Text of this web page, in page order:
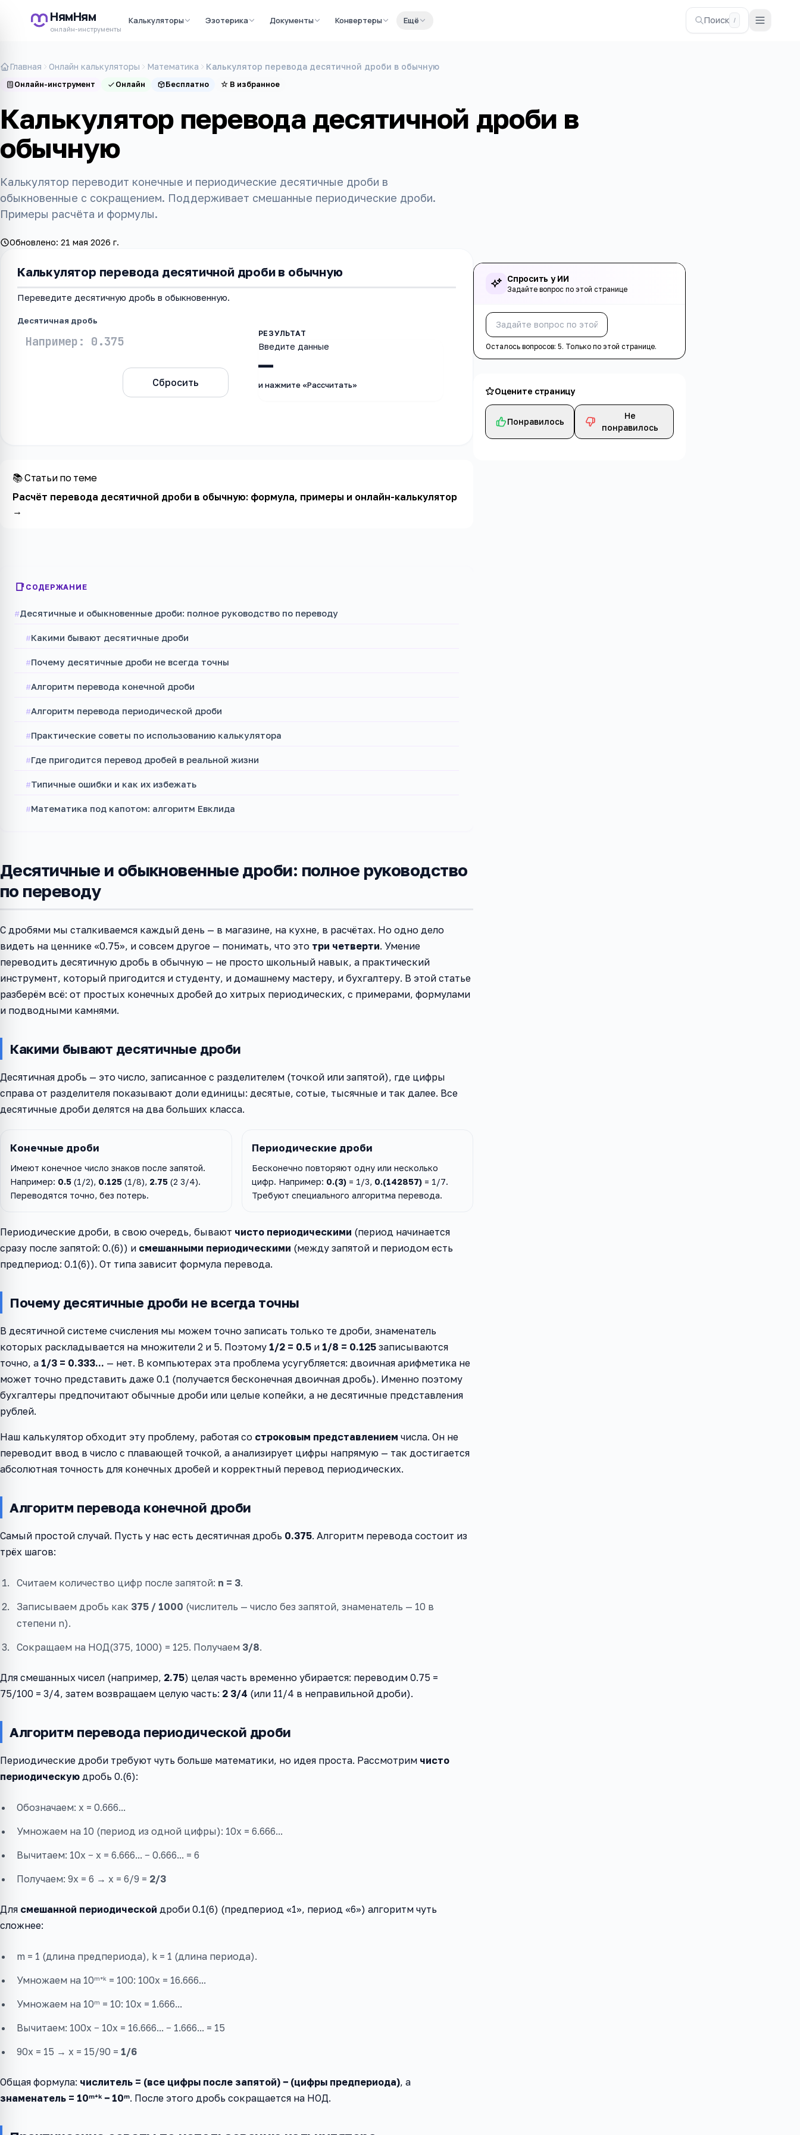
НямНям
онлайн-инструменты
Калькуляторы Эзотерика Документы Конвертеры Ещё Поиск /
Главная Онлайн калькуляторы Математика Калькулятор перевода десятичной дроби в обычную
Онлайн-инструмент Онлайн Бесплатно ☆ В избранное
Калькулятор перевода десятичной дроби в
обычную
Калькулятор переводит конечные и периодические десятичные дроби в
обыкновенные с сокращением. Поддерживает смешанные периодические дроби.
Примеры расчёта и формулы.
Обновлено: 21 мая 2026 г.
Калькулятор перевода десятичной дроби в обычную
Переведите десятичную дробь в обыкновенную.
Десятичная дробь
Сбросить —
Введите данные
и нажмите «Рассчитать»
📚 Статьи по теме
Расчёт перевода десятичной дроби в обычную: формула, примеры и онлайн-калькулятор
→
СОДЕРЖАНИЕ
Десятичные и обыкновенные дроби: полное руководство по переводу
Какими бывают десятичные дроби
Почему десятичные дроби не всегда точны
Алгоритм перевода конечной дроби
Алгоритм перевода периодической дроби
Практические советы по использованию калькулятора
Где пригодится перевод дробей в реальной жизни
Типичные ошибки и как их избежать
Математика под капотом: алгоритм Евклида
Десятичные и обыкновенные дроби: полное руководство
по переводу
С дробями мы сталкиваемся каждый день — в магазине, на кухне, в расчётах. Но одно дело
видеть на ценнике «0.75», и совсем другое — понимать, что это три четверти. Умение
переводить десятичную дробь в обычную — не просто школьный навык, а практический
инструмент, который пригодится и студенту, и домашнему мастеру, и бухгалтеру. В этой статье
разберём всё: от простых конечных дробей до хитрых периодических, с примерами, формулами
и подводными камнями.
Какими бывают десятичные дроби
Десятичная дробь — это число, записанное с разделителем (точкой или запятой), где цифры
справа от разделителя показывают доли единицы: десятые, сотые, тысячные и так далее. Все
десятичные дроби делятся на два больших класса.
Конечные дроби
Имеют конечное число знаков после запятой.
Например: 0.5 (1/2), 0.125 (1/8), 2.75 (2 3/4).
Переводятся точно, без потерь.
Периодические дроби
Бесконечно повторяют одну или несколько
цифр. Например: 0.(3)= 1/3, 0.(142857)= 1/7.
Требуют специального алгоритма перевода.
Периодические дроби, в свою очередь, бывают чисто периодическими (период начинается
сразу после запятой: 0.(6)) и смешанными периодическими (между запятой и периодом есть
предпериод: 0.1(6)). От типа зависит формула перевода.
Почему десятичные дроби не всегда точны
В десятичной системе счисления мы можем точно записать только те дроби, знаменатель
которых раскладывается на множители 2 и 5. Поэтому 1/2 = 0.5 и 1/8 = 0.125 записываются
точно, а 1/3 = 0.333... — нет. В компьютерах эта проблема усугубляется: двоичная арифметика не
может точно представить даже 0.1 (получается бесконечная двоичная дробь). Именно поэтому
бухгалтеры предпочитают обычные дроби или целые копейки, а не десятичные представления
рублей.
Наш калькулятор обходит эту проблему, работая со строковым представлением числа. Он не
переводит ввод в число с плавающей точкой, а анализирует цифры напрямую — так достигается
абсолютная точность для конечных дробей и корректный перевод периодических.
Алгоритм перевода конечной дроби
Самый простой случай. Пусть у нас есть десятичная дробь 0.375. Алгоритм перевода состоит из
трёх шагов:
Считаем количество цифр после запятой: n = 3.
Записываем дробь как 375 / 1000 (числитель — число без запятой, знаменатель — 10 в
степени n).
Сокращаем на НОД(375, 1000) = 125. Получаем 3/8.
Для смешанных чисел (например, 2.75) целая часть временно убирается: переводим 0.75 =
75/100 = 3/4, затем возвращаем целую часть: 2 3/4 (или 11/4 в неправильной дроби).
Алгоритм перевода периодической дроби
Периодические дроби требуют чуть больше математики, но идея проста. Рассмотрим чисто
периодическую дробь 0.(6):
Обозначаем: x = 0.666...
Умножаем на 10 (период из одной цифры): 10x = 6.666...
Вычитаем: 10x − x = 6.666... − 0.666... = 6
Получаем: 9x = 6 → x = 6/9 = 2/3
Для смешанной периодической дроби 0.1(6) (предпериод «1», период «6») алгоритм чуть
сложнее:
m = 1 (длина предпериода), k = 1 (длина периода).
Умножаем на 10ᵐ⁺ᵏ = 100: 100x = 16.666...
Умножаем на 10ᵐ = 10: 10x = 1.666...
Вычитаем: 100x − 10x = 16.666... − 1.666... = 15
90x = 15 → x = 15/90 = 1/6
Общая формула: числитель = (все цифры после запятой) − (цифры предпериода), а
знаменатель = 10ᵐ⁺ᵏ − 10ᵐ. После этого дробь сокращается на НОД.
Спросить у ИИ
Задайте вопрос по этой странице
Осталось вопросов:5. Только по этой странице.
Оцените страницу
Понравилось
Не
понравилось